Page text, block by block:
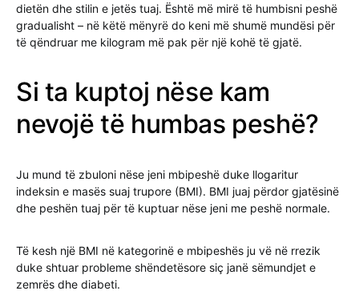
dietën dhe stilin e jetës tuaj. Është më mirë të humbisni peshë
gradualisht – në këtë mënyrë do keni më shumë mundësi për
të qëndruar me kilogram më pak për një kohë të gjatë.
Si ta kuptoj nëse kam
nevojë të humbas peshë?
Ju mund të zbuloni nëse jeni mbipeshë duke llogaritur
indeksin e masës suaj trupore (BMI). BMI juaj përdor gjatësinë
dhe peshën tuaj për të kuptuar nëse jeni me peshë normale.
Të kesh një BMI në kategorinë e mbipeshës ju vë në rrezik
duke shtuar probleme shëndetësore siç janë sëmundjet e
zemrës dhe diabeti.